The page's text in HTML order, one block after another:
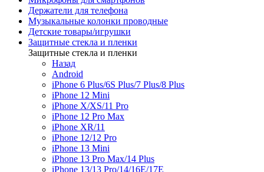
Держатели для телефона
Музыкальные колонки проводные
Детские товары/игрушки
Защитные стекла и пленки
Защитные стекла и пленки
Назад
Android
iPhone 6 Plus/6S Plus/7 Plus/8 Plus
iPhone 12 Mini
iPhone X/XS/11 Pro
iPhone 12 Pro Max
iPhone XR/11
iPhone 12/12 Pro
iPhone 13 Mini
iPhone 13 Pro Max/14 Plus
iPhone 13/13 Pro/14/16E/17E